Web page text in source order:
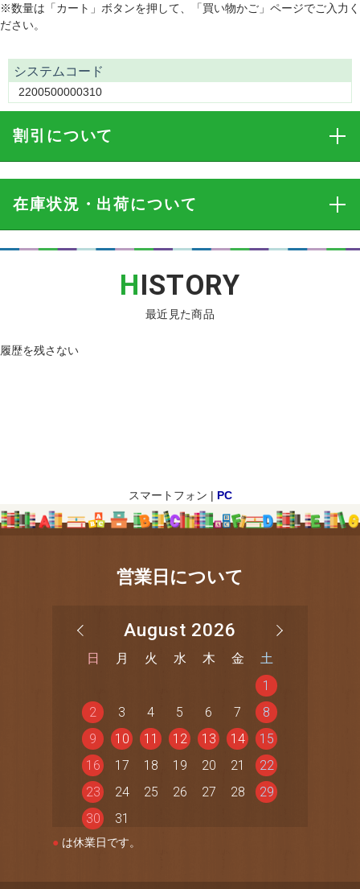
※数量は「カート」ボタンを押して、「買い物かご」ページでご入力く
ださい。
システムコード
2200500000310
割引 について
在庫状況・出荷について
HISTORY
最近見た商品
履歴を残さない
スマートフォン | PC
営業日について
August 2026
日 月 火 水 木 金
土
1
2
3 4 5 6 7
8
9
10 11 12 13 14
15
16
17 18 19 20 21
22
23
24 25 26 27 28
29
30
31
● は休業日です。